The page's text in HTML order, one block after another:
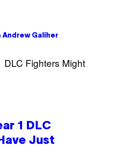
Andrew Galiher
1 DLC
Just